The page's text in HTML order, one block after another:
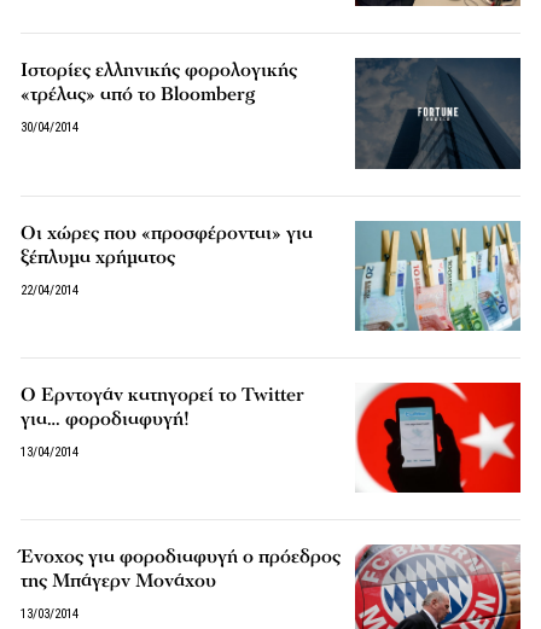
Ιστορίες ελληνικής φορολογικής
«τρέλας» από το Bloomberg
30/04/2014
Οι χώρες που «προσφέρονται» για
ξέπλυμα χρήματος
22/04/2014
Ο Ερντογάν κατηγορεί το Twitter
για… φοροδιαφυγή!
13/04/2014
Ένοχος για φοροδιαφυγή ο πρόεδρος
της Μπάγερν Μονάχου
13/03/2014